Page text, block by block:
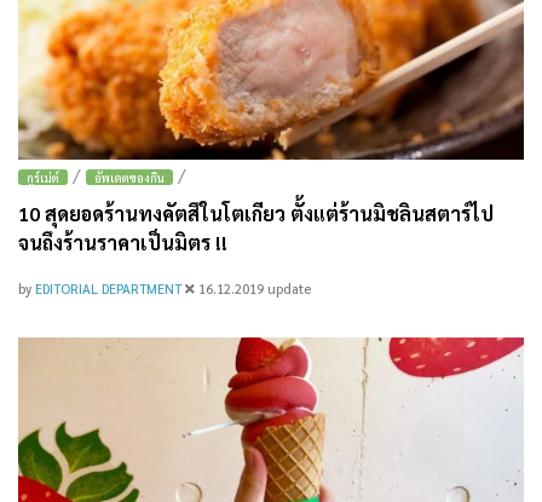
กูร์เม่ต์ / อัพเดตของกิน /
10 สุดยอดร้านทงคัตสึในโตเกียว ตั้งแต่ร้านมิชลินสตาร์ไป
จนถึงร้านราคาเป็นมิตร !!
by EDITORIAL DEPARTMENT 16.12.2019 update